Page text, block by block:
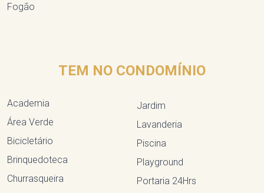
Fogão
TEM NO CONDOMÍNIO
Academia
Área Verde
Bicicletário
Brinquedoteca
Churrasqueira
Jardim
Lavanderia
Piscina
Playground
Portaria 24Hrs